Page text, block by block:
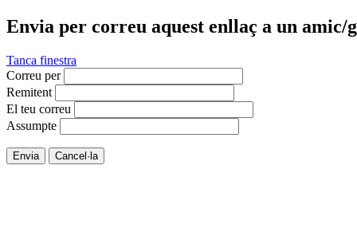
Envia per correu aquest enllaç a un amic/
Tanca finestra
Correu per
Remitent
El teu correu
Assumpte
Envia Cancel·la